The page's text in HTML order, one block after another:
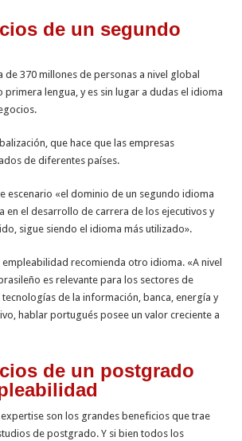
de un segundo
de 370 millones de personas a nivel global
primera lengua, y es sin lugar a dudas el idioma
que hace que las empresas
de diferentes países.
escenario «el dominio de un segundo idioma
en el desarrollo de carrera de los ejecutivos y
sigue siendo el idioma más utilizado».
empleabilidad recomienda otro idioma. «Anivel
es relevante para los sectores de
de la información, banca, energía y
hablar portugués posee un valor creciente a
de un postgrado
son los grandes beneficios que trae
de postgrado. Y si bien todos los